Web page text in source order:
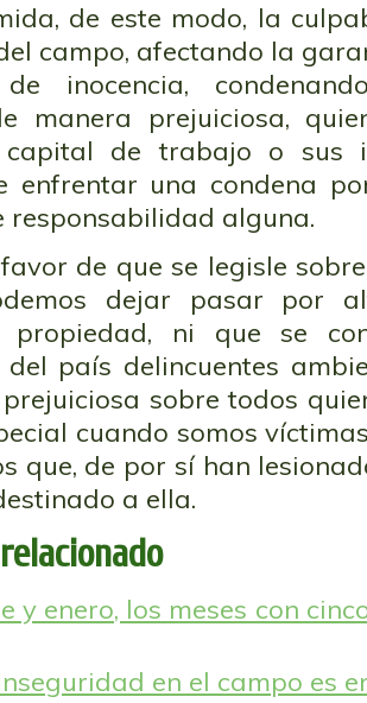
de este modo, la
campo, afectando la
de inocencia,
manera prejuiciosa,
de trabajo o sus
enfrentar una condena
responsabilidad alguna.
de que se legisle
dejar pasar por
propiedad, ni que se
del país delincuentes
sobre todos
cuando somos
que, de por sí han
a ella.
y enero, los meses con
en el campo es